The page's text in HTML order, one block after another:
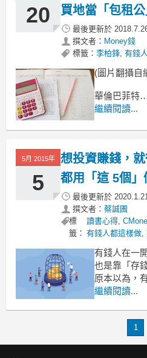
文／賴盟政
20
買地當「包租
最後更新於
撰文者： Money錢
標籤： 李柏鋒, 有錢
(圖片翻攝自
華倫巴菲特
或許是近代
因此也獲得
繼續閱讀...
5月 2015年
5
想投資賺錢，
都用「這 5個
最後更新於
撰文者： 蔡誠圃
標
籤：
讀書心得,
有錢人都這樣做,
有錢人在一
也是靠「存
原本以為，
薪，
也是靠「存
繼續閱讀...
1